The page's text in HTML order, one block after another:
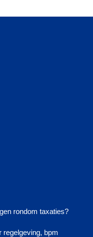
rondom taxaties?
regelgeving, bpm